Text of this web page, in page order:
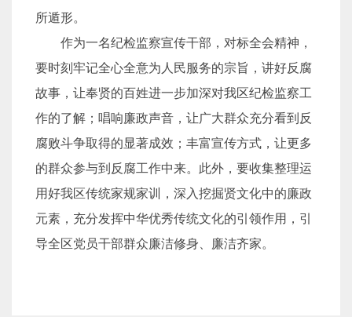
所遁形。
作为一名纪检监察宣传干部，对标全会精神，
要时刻牢记全心全意为人民服务的宗旨，讲好反腐
故事，让奉贤的百姓进一步加深对我区纪检监察工
作的了解；唱响廉政声音，让广大群众充分看到反
腐败斗争取得的显著成效；丰富宣传方式，让更多
的群众参与到反腐工作中来。此外，要收集整理运
用好我区传统家规家训，深入挖掘贤文化中的廉政
元素，充分发挥中华优秀传统文化的引领作用，引
导全区党员干部群众廉洁修身、廉洁齐家。